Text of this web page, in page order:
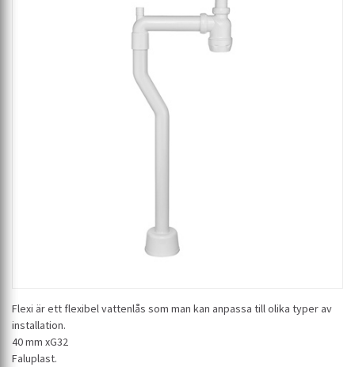
Flexi är ett flexibel vattenlås som man kan anpassa till olika typer av
installation.
40 mm xG32
Faluplast.